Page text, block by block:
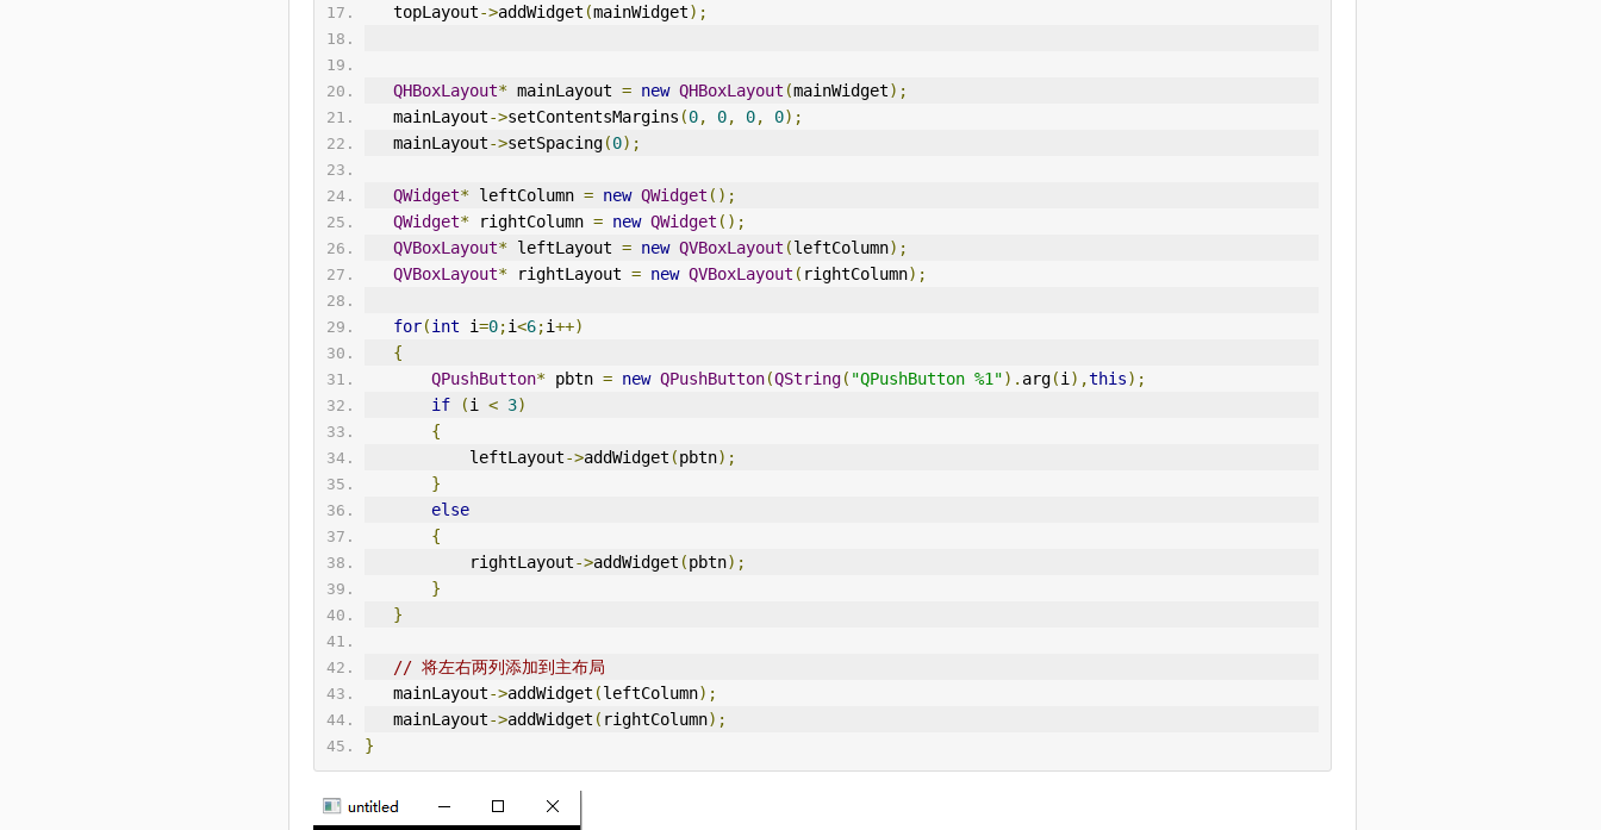
   topLayout
->addWidget (mainWidget);
QHBoxLayout* mainLayout = new QHBoxLayout (mainWidget);
   mainLayout
->setContentsMargins (0, 0, 0, 0);
   mainLayout
->setSpacing(0);
QWidget* leftColumn = new QWidget ();
QWidget* rightColumn = new QWidget ();
QVBoxLayout* leftLayout = new QVBoxLayout (leftColumn);
QVBoxLayout* rightLayout = new QVBoxLayout ( rightColumn);
for(int i=0;i<6;i++)
{
QPushButton* pbtn = new QPushButton(QString( "QPushButton %1"). arg(i ),this);
if
(i < 3)
{
           leftLayout
->addWidget (pbtn);
}
else
{
           rightLayout
->addWidget (pbtn);
}
}
// 将左右两列添加到主布局
   mainLayout
->addWidget (leftColumn);
   mainLayout
->addWidget ( rightColumn);
}